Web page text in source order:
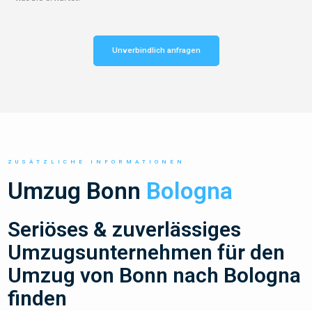
Unverbindlich anfragen
ZUSÄTZLICHE INFORMATIONEN
Umzug Bonn Bologna
Seriöses & zuverlässiges
Umzugsunternehmen für den
Umzug von Bonn nach Bologna
finden